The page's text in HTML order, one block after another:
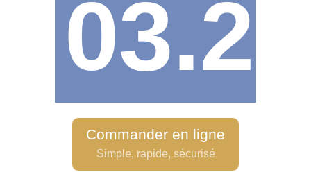
Commander en ligne
Simple, rapide, sécurisé